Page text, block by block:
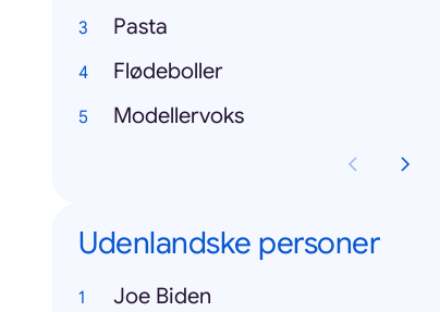
Pasta
Flødeboller
Modellervoks
Udenlandske personer
Joe Biden